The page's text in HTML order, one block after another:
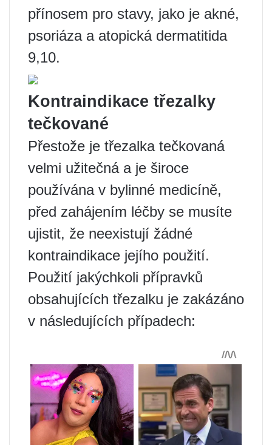
přínosem pro stavy, jako je akné,
psoriáza a atopická dermatitida
9,10.
Kontraindikace třezalky
tečkované
Přestože je třezalka tečkovaná
velmi užitečná a je široce
používána v bylinné medicíně,
před zahájením léčby se musíte
ujistit, že neexistují žádné
kontraindikace jejího použití.
Použití jakýchkoli přípravků
obsahujících třezalku je zakázáno
v následujících případech: